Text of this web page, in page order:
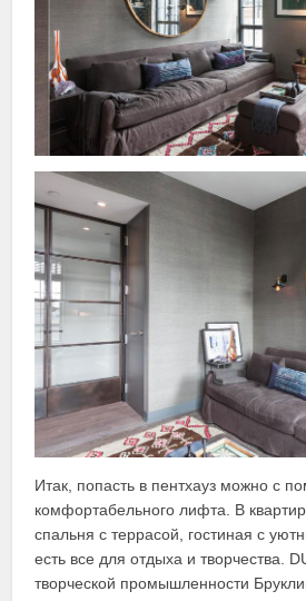
Итак, попасть в пентхауз можно с
комфортабельного лифта. В
спальня с террасой, гостиная с
есть все для отдыха и творчества.
творческой промышленности